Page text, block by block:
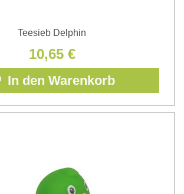
Teesieb Delphin
10,65 €
In den Warenkorb